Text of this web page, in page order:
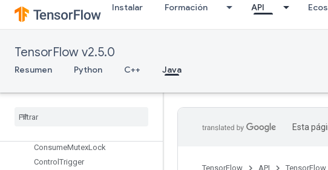
Instalar Formación API
TensorFlow v2.5.0
Resumen Python C++ Java
CollectivePermute
CollectiveReduceV2
CombinedNonMaxSuppression
Compute
BatchSize
Configure
ConsumeMutexLock
Control Trigger
Esta
TensorFlow API TensorFlow